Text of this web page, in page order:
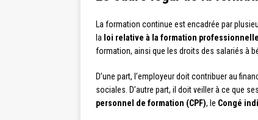
La formation continue est encadrée par
la loi relative à la formation professionnelle
formation, ainsi que les droits des salariés à
D’une part, l’employeur doit contribuer au
sociales. D’autre part, il doit veiller à ce que
personnel de formation (CPF), le Congé